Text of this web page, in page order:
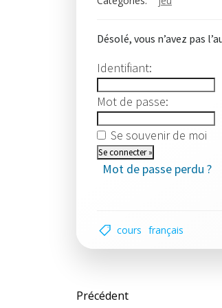
Désolé, vous n’avez pas
Identifiant:
Mot de passe:
Se souvenir de moi
Mot de passe perdu ?
cours français
Post
Précédent